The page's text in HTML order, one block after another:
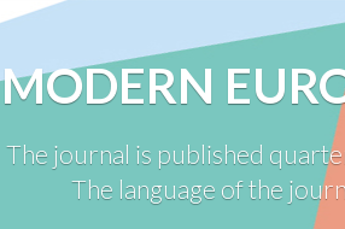
MODERN
The journal is published
The language of the